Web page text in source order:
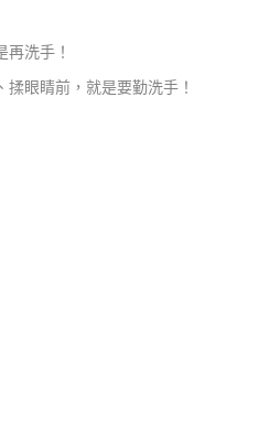
再洗手！
眼睛前，就是要勤洗手！